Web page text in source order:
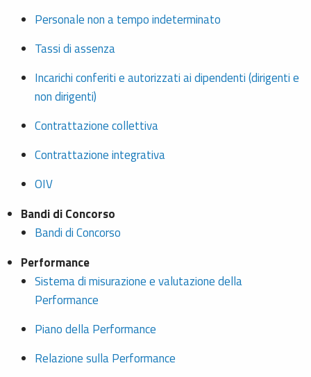
Personale non a tempo indeterminato
Tassi di assenza
Incarichi conferiti e autorizzati ai dipendenti (dirigenti e
non dirigenti)
Contrattazione collettiva
Contrattazione integrativa
OIV
Bandi di Concorso
Bandi di Concorso
Performance
Sistema di misurazione e valutazione della
Performance
Piano della Performance
Relazione sulla Performance